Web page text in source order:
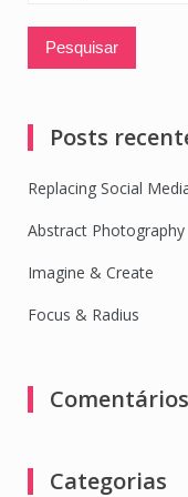
Posts
Replacing Social
Abstract Photography
Imagine & Create
Focus & Radius
Comentários
Categorias